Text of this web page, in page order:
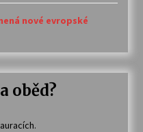
nové evropské
oběd?